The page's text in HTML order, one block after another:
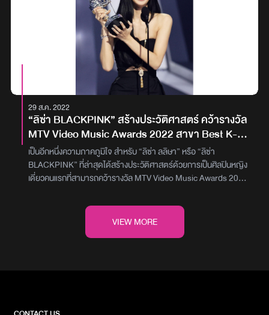
ก่อนเริ่มงานและจบงานแฟชั่นโชว์ เรียกได้ว่าเป็นความน่ารักที่แฟนๆ ต้อง
ทวิตเก็บไว้ จนติดเทรนด์ทวิตเตอร์ของวันนี้ไปเลยภาพ : Clout News
29 ส.ค. 2022
“ลิซ่า BLACKPINK” สร้างประวัติศาสตร์ คว้ารางวัล
MTV Video Music Awards 2022 สาขา Best K-
pop Video
เป็นอีกหนึ่งความภาคภูมิใจ สำหรับ “ลิซ่า ลลิษา” หรือ “ลิซ่า
BLACKPINK” ที่ล่าสุดได้สร้างประวัติศาสตร์ด้วยการเป็นศิลปินหญิง
เดี่ยวคนแรกที่สามารถคว้ารางวัล MTV Video Music Awards 2022
ซ่า” ได้กล่าวบนเวทีว่า ‘สวัสดีค่ะทุกคน อันดับแรก ลิซ่าอยากจะขอบคุณ
เวที MTV สำหรับเกียรตินี้ ลิซ่าอยากจะขอบคุณผู้ร่วมงานทุกท่านใน
โซโล่โปรเจกต์นี้ โดยเฉพาะเท็ดดี้อปป้า (โปรดิวเซอร์) ค่าย YG ที่ทำให้
“BLACKPINK” ยังได้รับรางวัล Best Metaverse Performance ซึ่ง
Venom” และเป็นครั้งแรกที่ BLACKPINK ได้ขึ้นโชว์บนเวทีแจกรางวัล
VIEW MORE